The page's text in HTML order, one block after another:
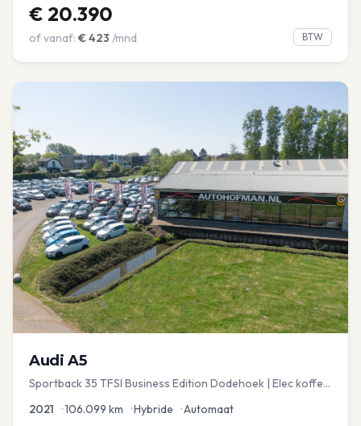
€ 20.390
of vanaf: € 423 /mnd BTW
Audi A5
Sportback 35 TFSI Business Edition Dodehoek | Elec koffer
2021 •106.099 km •Hybride •Automaat